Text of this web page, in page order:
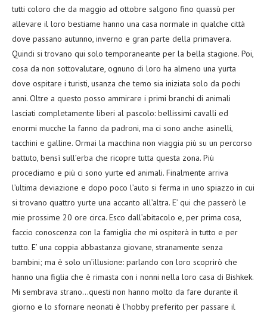
tutti coloro che da maggio ad ottobre salgono fino quassù per
allevare il loro bestiame hanno una casa normale in qualche città
dove passano autunno, inverno e gran parte della primavera.
Quindi si trovano qui solo temporaneante per la bella stagione. Poi,
cosa da non sottovalutare, ognuno di loro ha almeno una yurta
dove ospitare i turisti, usanza che temo sia iniziata solo da pochi
anni. Oltre a questo posso ammirare i primi branchi di animali
lasciati completamente liberi al pascolo: bellissimi cavalli ed
enormi mucche la fanno da padroni, ma ci sono anche asinelli,
tacchini e galline. Ormai la macchina non viaggia più su un percorso
battuto, bensì sull’erba che ricopre tutta questa zona. Più
procediamo e più ci sono yurte ed animali. Finalmente arriva
l’ultima deviazione e dopo poco l’auto si ferma in uno spiazzo in cui
si trovano quattro yurte una accanto all’altra. E’ qui che passerò le
mie prossime 20 ore circa. Esco dall’abitacolo e, per prima cosa,
faccio conoscenza con la famiglia che mi ospiterà in tutto e per
tutto. E’ una coppia abbastanza giovane, stranamente senza
bambini; ma è solo un’illusione: parlando con loro scoprirò che
hanno una figlia che è rimasta con i nonni nella loro casa di Bishkek.
Mi sembrava strano…questi non hanno molto da fare durante il
giorno e lo sfornare neonati è l’hobby preferito per passare il